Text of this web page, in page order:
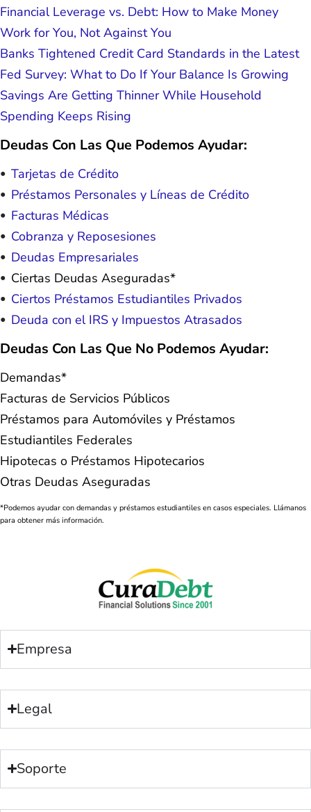
Financial Leverage vs. Debt: How to Make Money
Work for You, Not Against You
Banks Tightened Credit Card Standards in the Latest
Fed Survey: What to Do If Your Balance Is Growing
Savings Are Getting Thinner While Household
Spending Keeps Rising
Deudas Con Las Que Podemos Ayudar:
Tarjetas de Crédito
Préstamos Personales y Líneas de Crédito
Facturas Médicas
Cobranza y Reposesiones
Deudas Empresariales
Ciertas Deudas Aseguradas*
Ciertos Préstamos Estudiantiles Privados
Deuda con el IRS y Impuestos Atrasados
Deudas Con Las Que No Podemos Ayudar:
Demandas*
Facturas de Servicios Públicos
Préstamos para Automóviles y Préstamos
Estudiantiles Federales
Hipotecas o Préstamos Hipotecarios
Otras Deudas Aseguradas
*Podemos ayudar con demandas y préstamos estudiantiles en casos especiales. Llámanos
para obtener más información.
Empresa
Legal
Soporte